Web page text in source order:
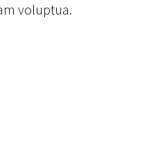
voluptua.